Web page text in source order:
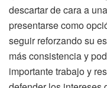
descartar de cara a
presentarse como
seguir reforzando su
más consistencia y
importante trabajo y